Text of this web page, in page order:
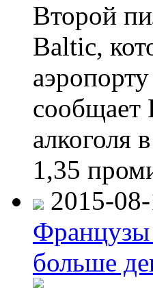
Второй
Baltic,
сообщает
алкоголя
1,35
2015-
Французы
больше